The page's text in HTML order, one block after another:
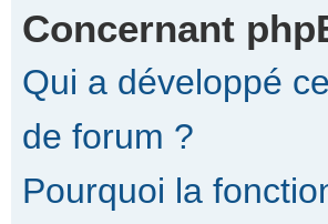
Concernant
Qui a développé
de forum ?
Pourquoi la